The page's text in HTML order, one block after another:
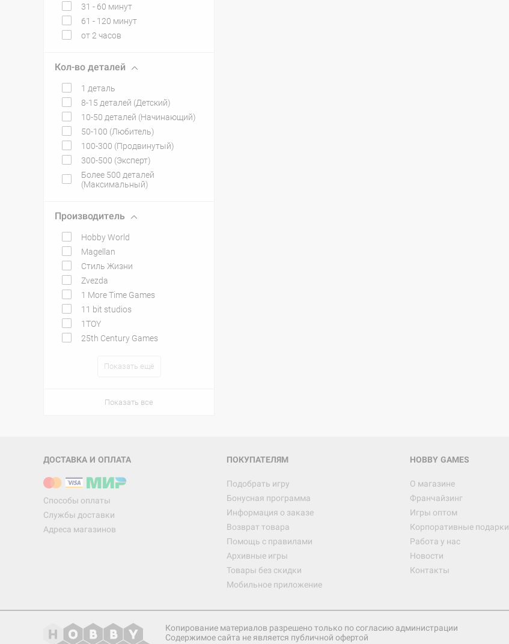
31 - 60 минут
61 - 120 минут
от 2 часов
Кол-во деталей
1 деталь
8-15 деталей (Детский)
10-50 деталей (Начинающий)
50-100 (Любитель)
100-300 (Продвинутый)
300-500 (Эксперт)
Более 500 деталей
(Максимальный)
Производитель
Hobby World
Magellan
Стиль Жизни
Zvezda
1 More Time Games
11 bit studios
1TOY
25th Century Games
Показать ещё
Показать все
ДОСТАВКА И ОПЛАТА
Способы оплаты
Службы доставки
Адреса магазинов
ПОКУПАТЕЛЯМ
Подобрать игру
Бонусная программа
Информация о заказе
Возврат товара
Помощь с правилами
Архивные игры
Товары без скидки
Мобильное приложение
HOBBY GAMES
О магазине
Франчайзинг
Игры оптом
Корпоративные подарки
Работа у нас
Новости
Контакты
Копирование материалов разрешено только по согласию администрации
Содержимое сайта не является публичной офертой